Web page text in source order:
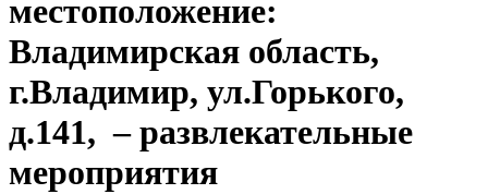
местоположение:
Владимирская область,
г.Владимир, ул.Горького,
д.141, – развлекательные
мероприятия